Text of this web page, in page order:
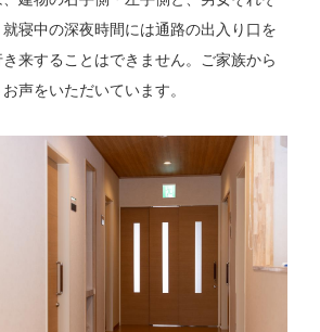
寝中の深夜時間には通路の出入り口を
来することはできません。ご家族から
声をいただいています。